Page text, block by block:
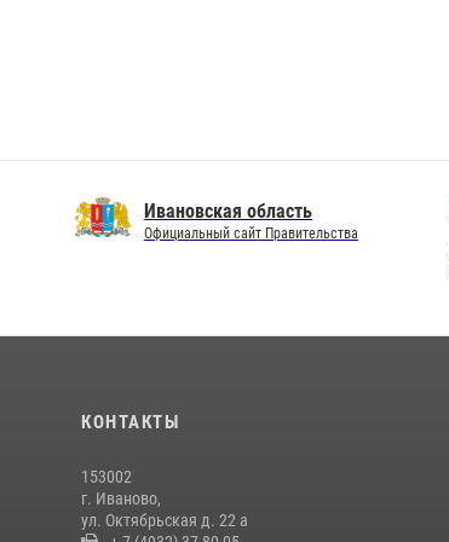
Ивановская область
Официальный сайт Правительства
КОНТАКТЫ
153002
г. Иваново,
ул. Октябрьская д. 22 а